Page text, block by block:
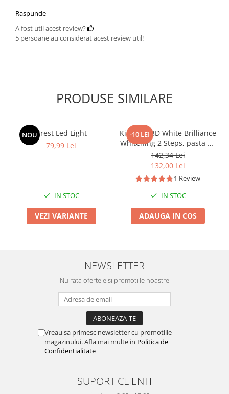
Raspunde
A fost util acest review?
5 persoane au considerat acest review util!
PRODUSE SIMILARE
NOUCrest Led Light
79,99 Lei
IN STOC
VEZI VARIANTE
-10 LEI
Kit Crest 3D White Brilliance
Whitening 2 Steps, pasta de
dinți 113 g si gel de albire
65 g
142,34 Lei
132,00 Lei
1 Review
IN STOC
ADAUGA IN COS
NEWSLETTER
Nu rata ofertele si promotiile noastre
Vreau sa primesc newsletter cu promotiile
magazinului. Afla mai multe in Politica de
Confidentialitate
SUPORT CLIENTI